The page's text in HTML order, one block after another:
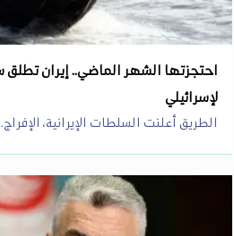
احتجزتها الشهر الماضي.. إيران
لإسرائيلي
الطريق أعلنت السلطات الإيرانية،